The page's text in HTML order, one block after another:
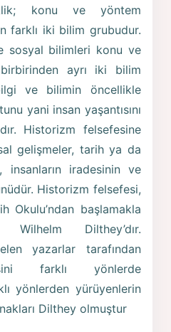
konu ve yöntem
farklı iki bilim grubudur.
sosyal bilimleri konu ve
birbirinden ayrı iki bilim
ve bilimin öncellikle
yani insan yaşantısını
Historizm felsefesine
gelişmeler, tarih ya da
insanların iradesinin ve
Historizm felsefesi,
Okulu’ndan başlamakla
Dilthey’dır.
yazarlar tarafından
farklı yönlerde
yönlerden yürüyenlerin
Dilthey olmuştur